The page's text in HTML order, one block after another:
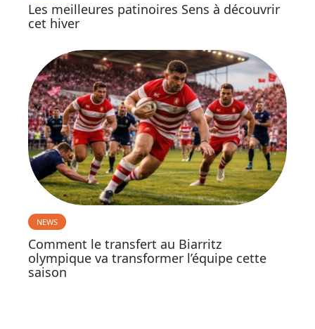
Les meilleures patinoires Sens à découvrir
cet hiver
NEWS
Comment le transfert au Biarritz
olympique va transformer l’équipe cette
saison